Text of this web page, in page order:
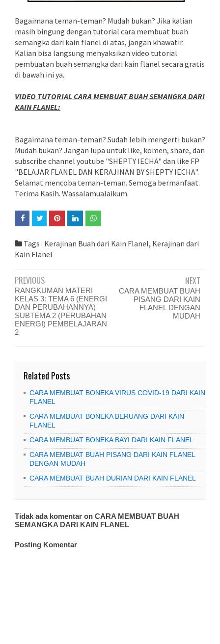
Bagaimana teman-teman? Mudah bukan? Jika kalian
masih bingung dengan tutorial cara membuat buah
semangka dari kain flanel di atas, jangan khawatir.
Kalian bisa langsung menyaksikan video tutorial
pembuatan buah semangka dari kain flanel secara gratis
di bawah ini ya.
VIDEO TUTORIAL CARA MEMBUAT BUAH SEMANGKA DARI
KAIN FLANEL:
Bagaimana teman-teman? Sudah lebih mengerti bukan?
Mudah bukan? Jangan lupa untuk like, komen, share, dan
subscribe channel youtube "SHEPTY IECHA" dan like FP
"BELAJAR FLANEL DAN KERAJINAN BY SHEPTY IECHA".
Selamat mencoba teman-teman. Semoga bermanfaat.
Terima Kasih. Wassalamualaikum.
Tags : Kerajinan Buah dari Kain Flanel, Kerajinan dari
Kain Flanel
PREVIOUS
RANGKUMAN MATERI
KELAS 3: TEMA 6 (ENERGI
DAN PERUBAHANNYA)
SUBTEMA 2 (PERUBAHAN
ENERGI) PEMBELAJARAN
2
NEXT
CARA MEMBUAT BUAH
PISANG DARI KAIN
FLANEL DENGAN
MUDAH
Related Posts
CARA MEMBUAT BONEKA VIRUS COVID-19 DARI KAIN
FLANEL
CARA MEMBUAT BONEKA BERUANG DARI KAIN
FLANEL
CARA MEMBUAT BONEKA BAYI DARI KAIN FLANEL
CARA MEMBUAT BUAH PISANG DARI KAIN FLANEL
DENGAN MUDAH
CARA MEMBUAT BUAH DURIAN DARI KAIN FLANEL
Tidak ada komentar on CARA MEMBUAT BUAH
SEMANGKA DARI KAIN FLANEL
Posting Komentar